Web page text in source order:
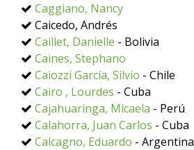
Caggiano, Nancy
Caicedo, Andrés
Caillet, Danielle - Bolivia
Caines, Stephano
Caiozzi García, Silvio - Chile
Cairo , Lourdes - Cuba
Cajahuaringa, Micaela - Perú
Calahorra, Juan Carlos - Cuba
Calcagno, Eduardo - Argentina